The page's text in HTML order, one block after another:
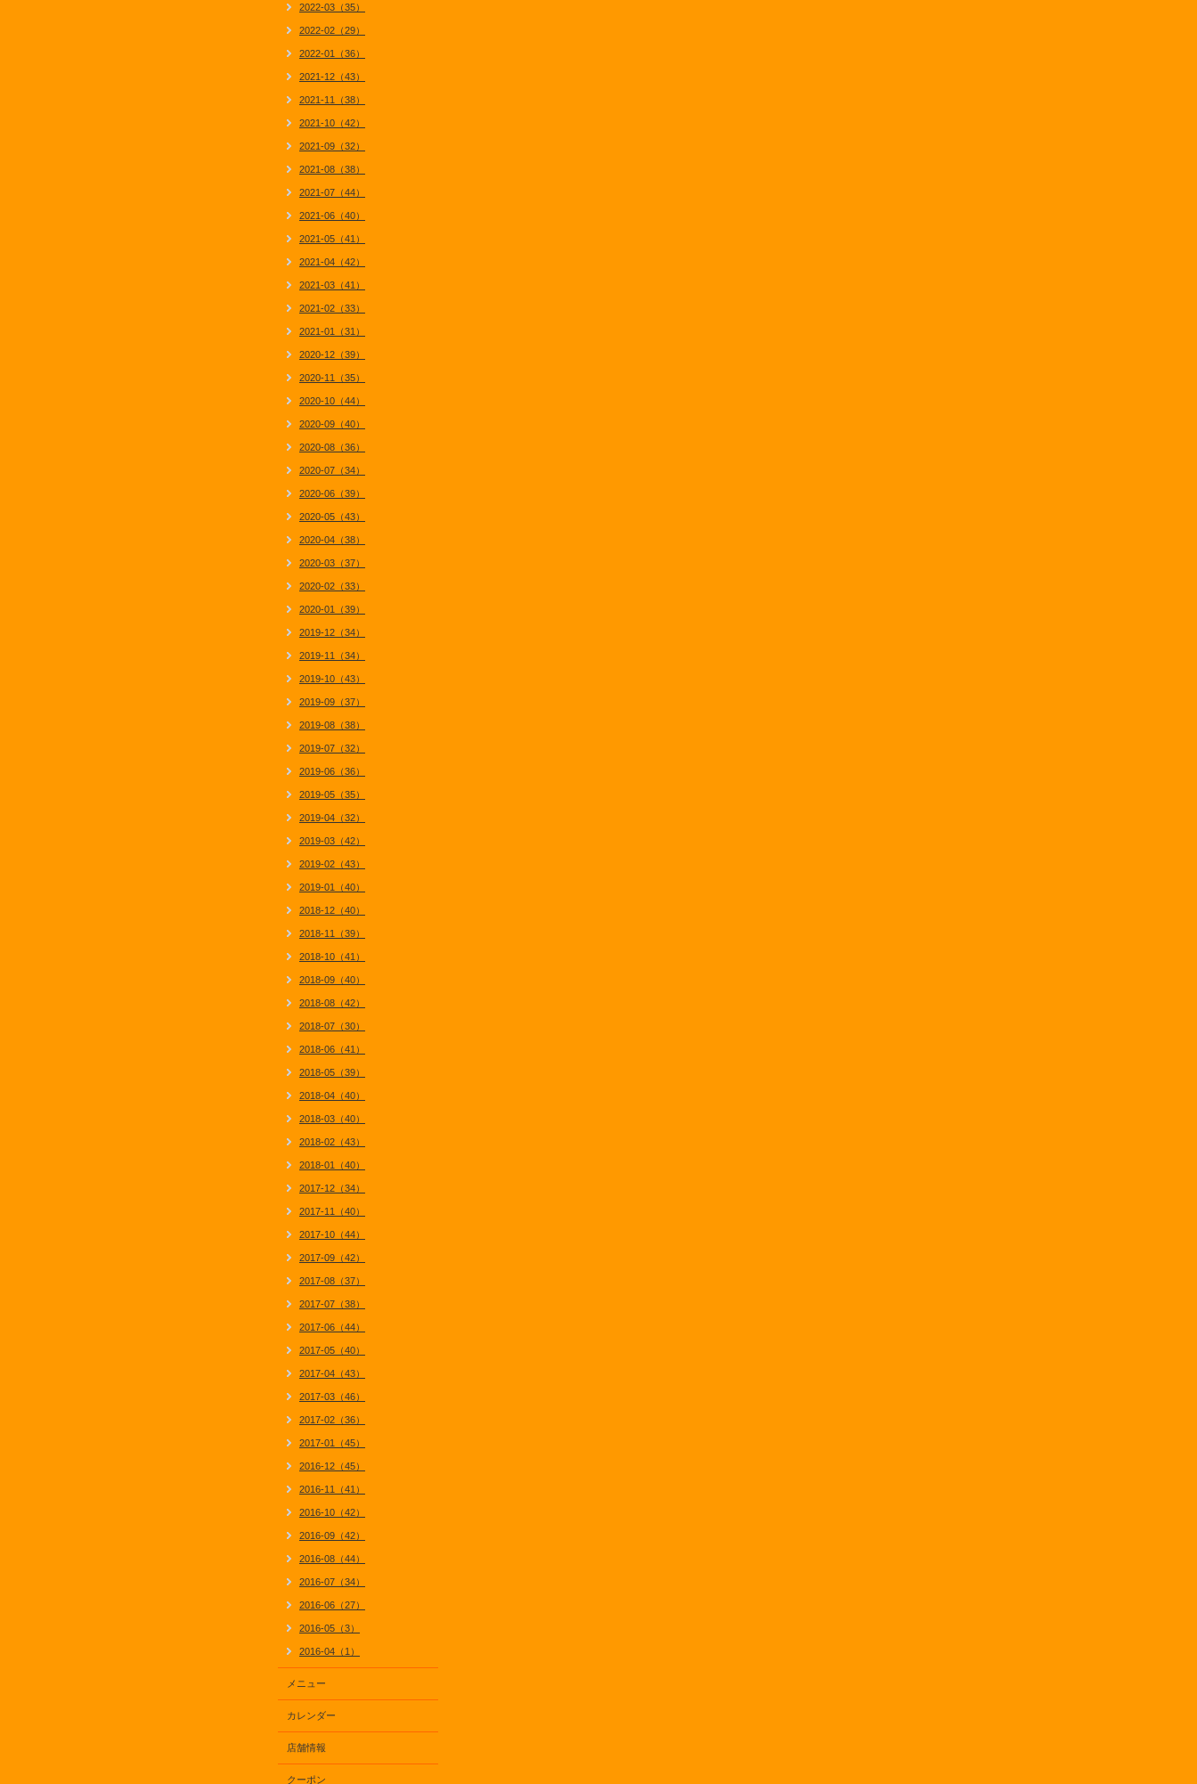
2022-03（35）
2022-02（29）
2022-01（36）
2021-12（43）
2021-11（38）
2021-10（42）
2021-09（32）
2021-08（38）
2021-07（44）
2021-06（40）
2021-05（41）
2021-04（42）
2021-03（41）
2021-02（33）
2021-01（31）
2020-12（39）
2020-11（35）
2020-10（44）
2020-09（40）
2020-08（36）
2020-07（34）
2020-06（39）
2020-05（43）
2020-04（38）
2020-03（37）
2020-02（33）
2020-01（39）
2019-12（34）
2019-11（34）
2019-10（43）
2019-09（37）
2019-08（38）
2019-07（32）
2019-06（36）
2019-05（35）
2019-04（32）
2019-03（42）
2019-02（43）
2019-01（40）
2018-12（40）
2018-11（39）
2018-10（41）
2018-09（40）
2018-08（42）
2018-07（30）
2018-06（41）
2018-05（39）
2018-04（40）
2018-03（40）
2018-02（43）
2018-01（40）
2017-12（34）
2017-11（40）
2017-10（44）
2017-09（42）
2017-08（37）
2017-07（38）
2017-06（44）
2017-05（40）
2017-04（43）
2017-03（46）
2017-02（36）
2017-01（45）
2016-12（45）
2016-11（41）
2016-10（42）
2016-09（42）
2016-08（44）
2016-07（34）
2016-06（27）
2016-05（3）
2016-04（1）
メニュー
カレンダー
店舗情報
クーポン